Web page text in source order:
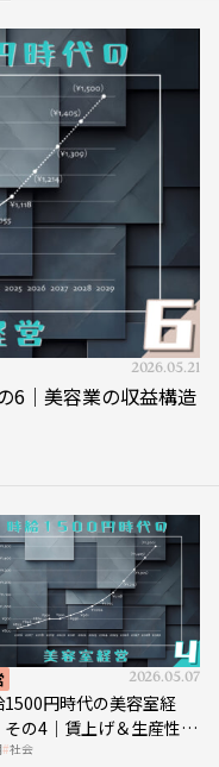
2026.05.21
6｜美容業の収益構造
2026.05.07
1500円時代の美容室経
の4｜賃上げ＆生産性向
なげる賢い助成金活用
社会